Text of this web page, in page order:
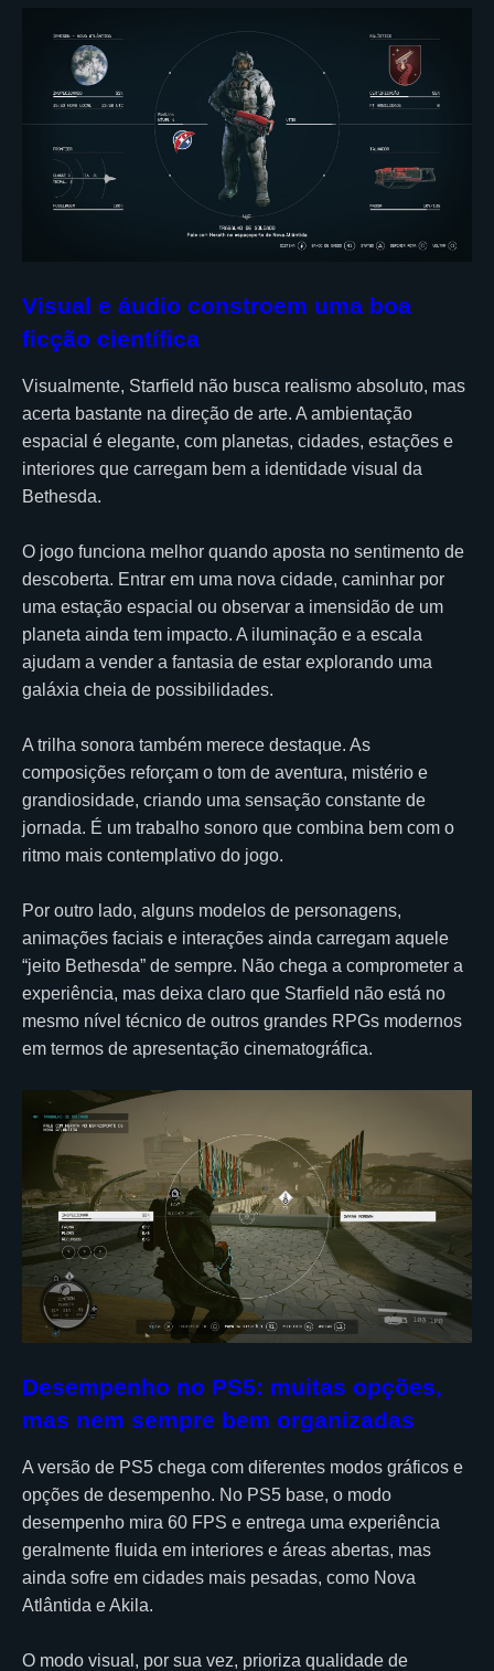
Visual e áudio constroem uma boa
ficção científica
Visualmente, Starfield não busca realismo absoluto, mas
acerta bastante na direção de arte. A ambientação
espacial é elegante, com planetas, cidades, estações e
interiores que carregam bem a identidade visual da
Bethesda.
O jogo funciona melhor quando aposta no sentimento de
descoberta. Entrar em uma nova cidade, caminhar por
uma estação espacial ou observar a imensidão de um
planeta ainda tem impacto. A iluminação e a escala
ajudam a vender a fantasia de estar explorando uma
galáxia cheia de possibilidades.
A trilha sonora também merece destaque. As
composições reforçam o tom de aventura, mistério e
grandiosidade, criando uma sensação constante de
jornada. É um trabalho sonoro que combina bem com o
ritmo mais contemplativo do jogo.
Por outro lado, alguns modelos de personagens,
animações faciais e interações ainda carregam aquele
“jeito Bethesda” de sempre. Não chega a comprometer a
experiência, mas deixa claro que Starfield não está no
mesmo nível técnico de outros grandes RPGs modernos
em termos de apresentação cinematográfica.
Desempenho no PS5: muitas opções,
mas nem sempre bem organizadas
A versão de PS5 chega com diferentes modos gráficos e
opções de desempenho. No PS5 base, o modo
desempenho mira 60 FPS e entrega uma experiência
geralmente fluida em interiores e áreas abertas, mas
ainda sofre em cidades mais pesadas, como Nova
Atlântida e Akila.
O modo visual, por sua vez, prioriza qualidade de